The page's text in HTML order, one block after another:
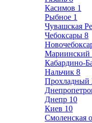
Касимов 1
Рыбное 1
Чувашская
Чебоксары 8
Мариинский
Кабардино-
Нальчик 8
Прохладный
Днепр 10
Киев 10
Смоленская